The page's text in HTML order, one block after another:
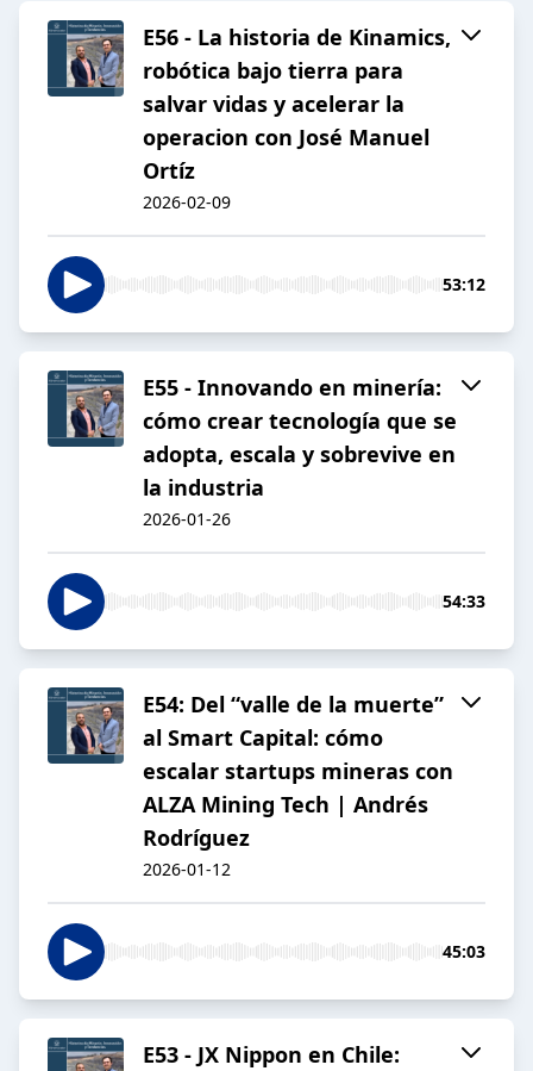
E56 - La historia de Kinamics,
robótica bajo tierra para
salvar vidas y acelerar la
operacion con José Manuel
Ortíz
2026-02-09
53:12
E55 - Innovando en minería:
cómo crear tecnología que se
adopta, escala y sobrevive en
la industria
2026-01-26
54:33
E54: Del “valle de la muerte”
al Smart Capital: cómo
escalar startups mineras con
ALZA Mining Tech | Andrés
Rodríguez
2026-01-12
45:03
E53 - JX Nippon en Chile: